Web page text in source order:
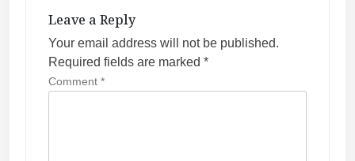
Leave a Reply
Your email address will not be published.
Required fields are marked *
Comment *